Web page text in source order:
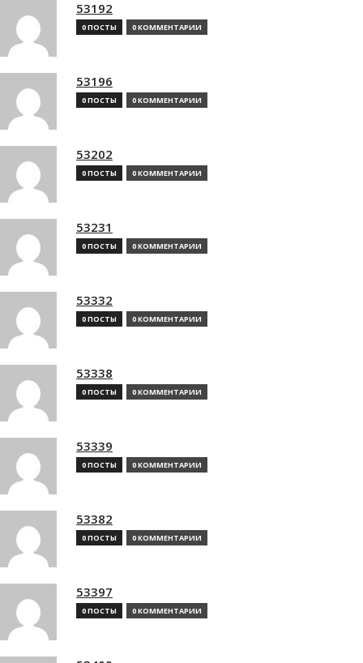
53192
0 ПОСТЫ 0 КОММЕНТАРИИ
53196
0 ПОСТЫ 0 КОММЕНТАРИИ
53202
0 ПОСТЫ 0 КОММЕНТАРИИ
53231
0 ПОСТЫ 0 КОММЕНТАРИИ
53332
0 ПОСТЫ 0 КОММЕНТАРИИ
53338
0 ПОСТЫ 0 КОММЕНТАРИИ
53339
0 ПОСТЫ 0 КОММЕНТАРИИ
53382
0 ПОСТЫ 0 КОММЕНТАРИИ
53397
0 ПОСТЫ 0 КОММЕНТАРИИ